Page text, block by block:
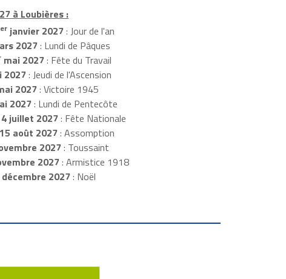
à Loubières :
erjanvier 2027: Jour de l'an
2027: Lundi de Pâques
mai 2027: Fête du Travail
2027: Jeudi de l'Ascension
2027: Victoire 1945
2027: Lundi de Pentecôte
juillet 2027: Fête Nationale
août 2027: Assomption
2027: Toussaint
2027: Armistice 1918
2027: Noël